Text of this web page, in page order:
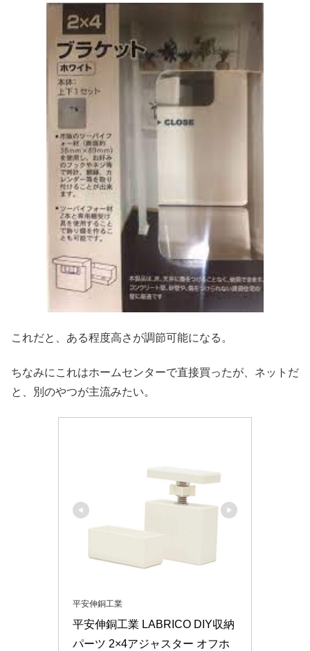
これだと、ある程度高さが調節可能になる。
ちなみにこれはホームセンターで直接買ったが、ネットだ
と、別のやつが主流みたい。
平安伸銅工業
平安伸銅工業 LABRICO DIY収納
パーツ 2×4アジャスター オフホ